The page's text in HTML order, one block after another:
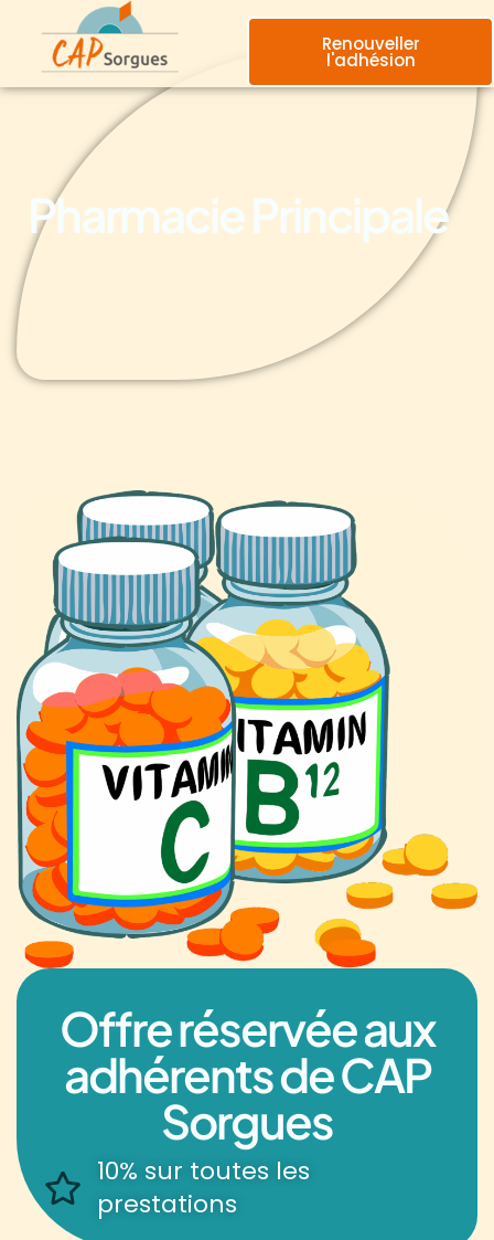
Renouveller
l'adhésion
Pharmacie Principale
Offre réservée aux
adhérents de CAP
Sorgues
10% sur toutes les
prestations